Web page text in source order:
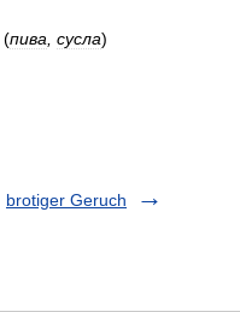
(пива сусла)
brotiger Geruch